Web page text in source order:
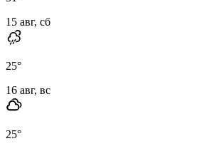
15 авг, сб
25°
16 авг, вс
25°